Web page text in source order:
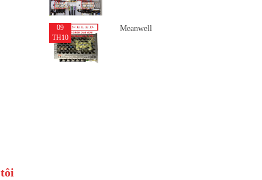
09
TH10
Meanwell